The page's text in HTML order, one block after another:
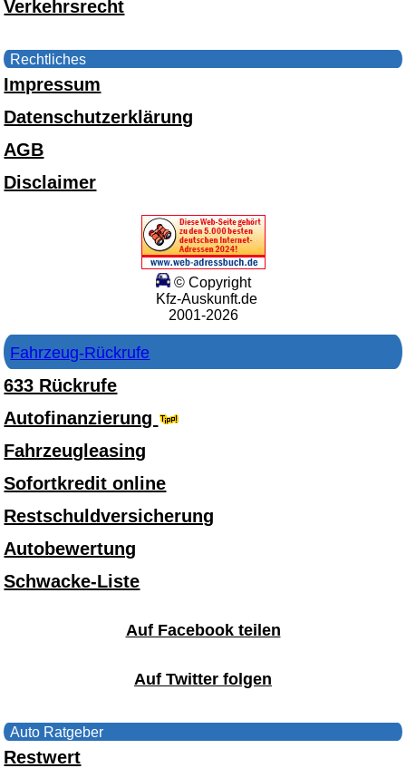
Verkehrsrecht
Rechtliches
Impressum
Datenschutzerklärung
AGB
Disclaimer
© Copyright
Kfz-Auskunft.de
2001-2026
Fahrzeug-Rückrufe
633 Rückrufe
Autofinanzierung
Fahrzeugleasing
Sofortkredit online
Restschuldversicherung
Autobewertung
Schwacke-Liste
Auf Facebook teilen
Auf Twitter folgen
Auto Ratgeber
Restwert